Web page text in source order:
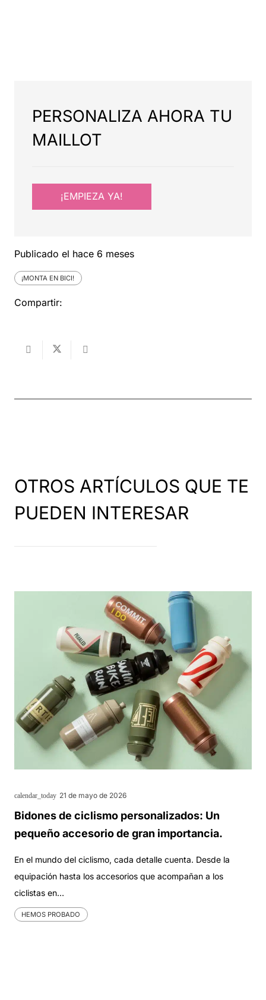
PERSONALIZA AHORA TU
MAILLOT
¡EMPIEZA YA!
Publicado el hace 6 meses
¡MONTA EN BICI!
Compartir:
OTROS ARTÍCULOS QUE TE
PUEDEN INTERESAR
calendar_today 21 de mayo de 2026
Bidones de ciclismo personalizados: Un
pequeño accesorio de gran importancia.
En el mundo del ciclismo, cada detalle cuenta. Desde la
equipación hasta los accesorios que acompañan a los
ciclistas en…
HEMOS PROBADO